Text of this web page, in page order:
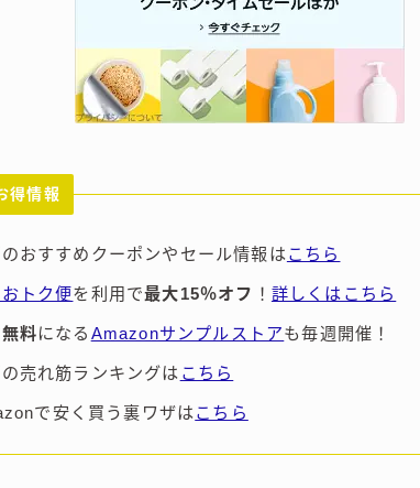
得情報
おすすめクーポンやセール情報はこちら
トク便を利用で最大15％オフ ！ 詳しくはこちら
料になる Amazonサンプルストアも毎週開催！
売れ筋ランキングは こちら
で安く買う裏ワザはこちら